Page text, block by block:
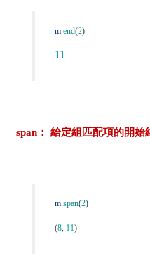
m.end(2)
11
span： 給定組匹配項的開始
m.span(2)
(8, 11)